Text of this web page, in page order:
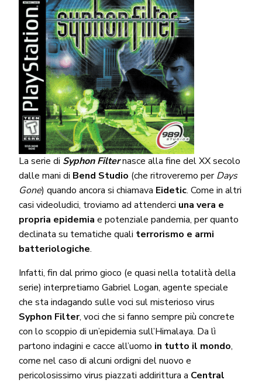
La serie di Syphon Filternasce alla fine del XX secolo
dalle mani di Bend Studio (che ritroveremo perDays
Gone) quando ancora si chiamava Eidetic. Come in altri
casi videoludici, troviamo ad attenderci una vera e
propria epidemia e potenziale pandemia, per quanto
declinata su tematiche quali terrorismo e armi
batteriologiche.
Infatti, fin dal primo gioco (e quasi nella totalità della
serie) interpretiamo Gabriel Logan, agente speciale
che sta indagando sulle voci sul misterioso virus
Syphon Filter, voci che si fanno sempre più concrete
con lo scoppio di un’epidemia sull’Himalaya. Da lì
partono indagini e cacce all’uomo in tutto il mondo,
come nel caso di alcuni ordigni del nuovo e
pericolosissimo virus piazzati addirittura a Central